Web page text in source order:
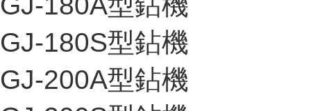
GJ-180S型鉆機
GJ-200A型鉆機